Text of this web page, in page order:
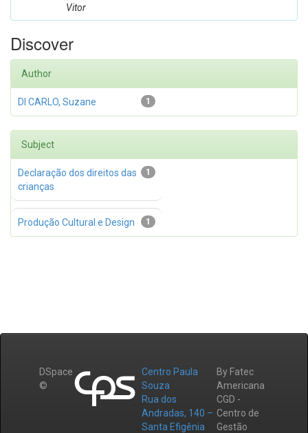
Vitor
Discover
Author
1
DI CARLO, Suzane
Subject
1
Declaração dos direitos das
crianças
1
Produção Cultural e Design
DSpace
©
Centro Paula
Souza
Rua dos
Andradas, 140 –
Santa Efigênia
By Fatec
Americana
CGD -
Centro de
Gestão